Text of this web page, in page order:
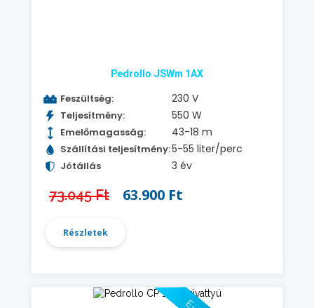
Pedrollo JSWm 1AX
Feszültség: 230 V
Teljesítmény: 550 W
Emelőmagasság: 43-18 m
Szállítási teljesítmény:5-55 liter/perc
Jótállás 3 év
73.045 Ft 63.900 Ft
Részletek